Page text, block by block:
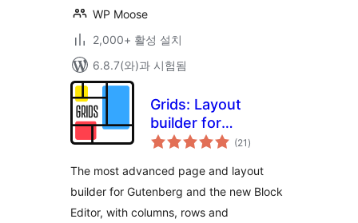
WP Moose
2,000+ 활성 설치
6.8.7(와)과 시험됨
Grids: Layout
builder for
WordPress
(21 전
체
점
)
The most advanced page and layout
builder for Gutenberg and the new Block
Editor, with columns, rows and